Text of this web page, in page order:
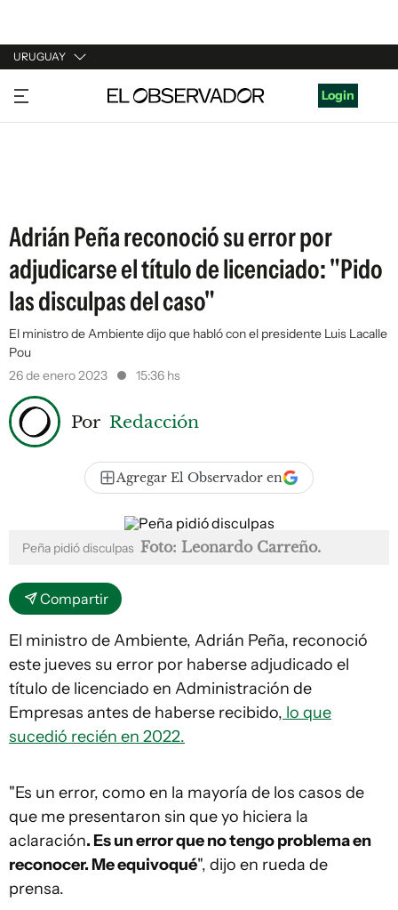
URUGUAY
URUGUAY
ARGENTINA
Login
Adrián Peña reconoció su error por
adjudicarse el título de licenciado: "Pido
las disculpas del caso"
El ministro de Ambiente dijo que habló con el presidente Luis Lacalle
Pou
26 de enero 2023
15:36 hs
Por Redacción
Agregar El Observador en
Peña pidió disculpas Foto: Leonardo Carreño.
Compartir
El ministro de Ambiente, Adrián Peña, reconoció
este jueves su error por haberse adjudicado el
título de licenciado en Administración de
Empresas antes de haberse recibido, lo que
sucedió recién en 2022.
"Es un error, como en la mayoría de los casos de
que me presentaron sin que yo hiciera la
aclaración. Es un error que no tengo problema en
reconocer. Me equivoqué", dijo en rueda de
prensa.